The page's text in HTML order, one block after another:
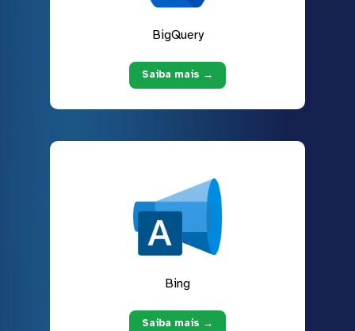
BigQuery
Saiba mais →
Bing
Saiba mais →